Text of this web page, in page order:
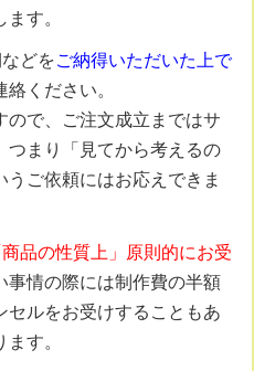
す。
どをご納得いただいた上で
ください。
ので、ご注文成立まではサ
つまり「見てから考えるの
ご依頼にはお応えできま
品の性質上」原則的にお受
事情の際には制作費の半額
セルをお受けすることもあ
す。